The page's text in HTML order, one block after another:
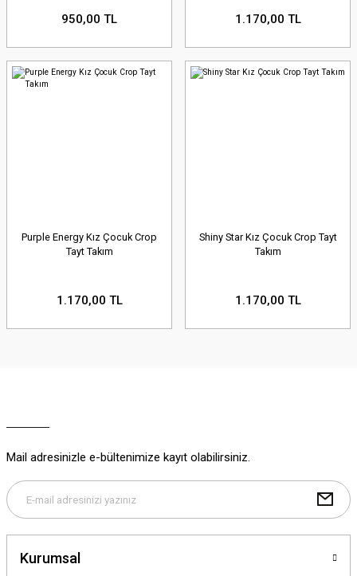
950,00 TL 1.170,00 TL
Purple Energy Kız Çocuk Crop
Tayt Takım
1.170,00 TL
Shiny Star Kız Çocuk Crop Tayt
Takım
1.170,00 TL
Mail adresinizle e-bültenimize kayıt olabilirsiniz.
Kurumsal